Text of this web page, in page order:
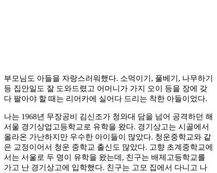
부모님도 아들을 자랑스러워했다. 소먹이기, 풀베기, 나무하기
등 집안일도 잘 도와드렸고 어머니가 가지 오이 등을 장에 갖
다 팔아야 할 때는 리어카에 실어다 드리는 착한 아들이었다.
나는 1968년 무장공비 김신조가 청와대 담을 넘어 공격하던 해
서울 경기상업고등학교로 유학을 왔다. 경기상고는 시골에서
올라온 가난하지만 우수한 아이들이 많았다. 청운중학교와 같
은 교정이어서 청운 중학교 출신도 많았다. 고향 초계중학교에
서는 서울로 두 명이 유학을 왔는데, 친구는 배제고등학교를
가고 난 경기상고에 입학했다. 친구는 고모 집에서 다니고 나